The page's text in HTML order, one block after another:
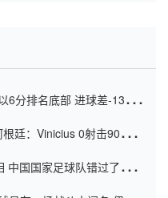
6分排名底部 进球差-13令人
廷：Vinicius 0射击90分钟
国国家足球队错过了世界